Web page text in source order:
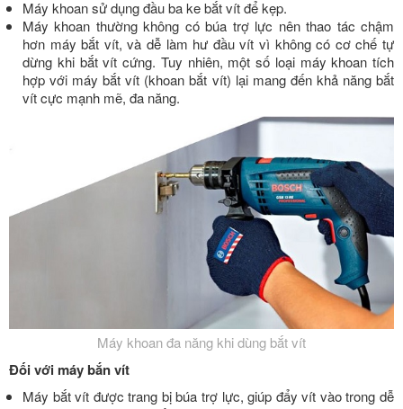
Máy khoan sử dụng đầu ba ke bắt vít để kẹp.
Máy khoan thường không có búa trợ lực nên thao tác chậm
hơn máy bắt vít, và dễ làm hư đầu vít vì không có cơ chế tự
dừng khi bắt vít cứng. Tuy nhiên, một số loại máy khoan tích
hợp với máy bắt vít (khoan bắt vít) lại mang đến khả năng bắt
vít cực mạnh mẽ, đa năng.
Máy khoan đa năng khi dùng bắt vít
Đối với máy bắn vít
Máy bắt vít được trang bị búa trợ lực, giúp đẩy vít vào trong dễ